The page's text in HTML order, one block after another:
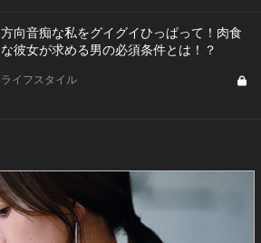
方向音痴な私をグイグイひっぱって！肉食
な彼女が求める男の必須条件とは！？
ライフスタイル